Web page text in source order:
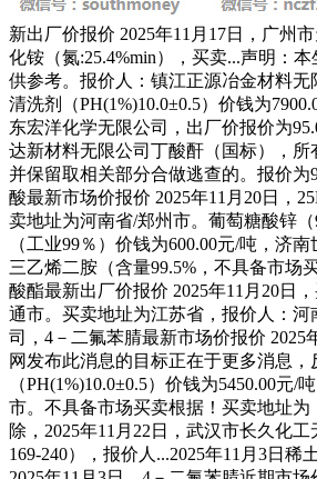
新出厂价报价 2025年11月17日，广州
化铵（氮:25.4%min），买卖...声明：
供参考。报价人：镇江正源冶金材料无
清洗剂（PH(1%)10.0±0.5）价钱为
东宏洋化学无限公司，出厂价报价为
达新材料无限公司丁酸酐（国标），所
并保留取相关部分合做逃查的。报价为
酸最新市场价报价 2025年11月20日，
卖地址为河南省/郑州市。葡萄糖酸锌
（工业99％）价钱为600.00元/吨，济
三乙烯二胺（含量99.5%，不具备市场
酸酯最新出厂价报价 2025年11月20日
通市。买卖地址为江苏省，报价人：
司，4－二氟苯腈最新市场价报价 2025
网发布此消息的目标正在于更多消息，
（PH(1%)10.0±0.5）价钱为5450.00元/
市。不具备市场买卖根据！买卖地址为
除，2025年11月22日，武汉市长久化
169-240），报价人...2025年11月3日稀